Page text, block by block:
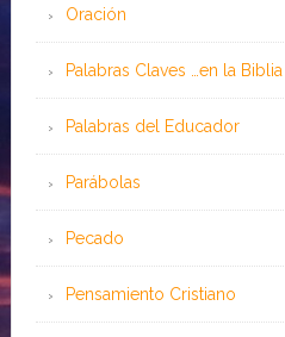
Oración
Palabras Claves …en la Biblia
Palabras del Educador
Parábolas
Pecado
Pensamiento Cristiano